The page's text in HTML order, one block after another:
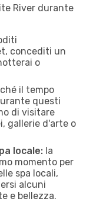
River durante
concediti un
o
il tempo
questi
di visitare
gallerie d'arte o
locale: la
momento per
spa locali,
alcuni
e bellezza.